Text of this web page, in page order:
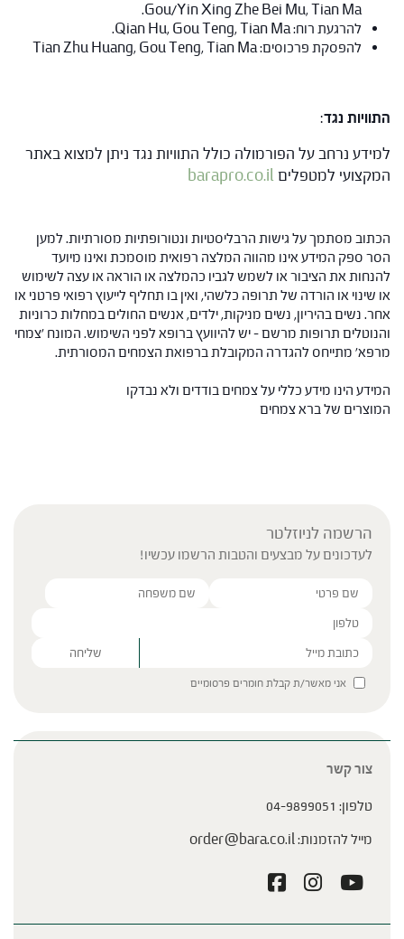
Gou/Yin Xing Zhe Bei Mu, Tian Ma.
להרגעת רוח: Qian Hu, Gou Teng, Tian Ma.
להפסקת פרכוסים: Tian Zhu Huang, Gou Teng, Tian Ma
התוויות נגד:
למידע נרחב על הפורמולה כולל התוויות נגד ניתן למצוא באתר
המקצועי למטפליםbarapro.co.il
הכתוב מסתמך על גישות הרבליסטיות ונטורופתיות מסורתיות. למען
הסר ספק המידע אינו מהווה המלצה רפואית מוסמכת ואינו מיועד
להנחות את הציבור או לשמש לגביו כהמלצה או הוראה או עצה לשימוש
או שינוי או הורדה של תרופה כלשהי, ואין בו תחליף לייעוץ רפואי פרטני או
אחר. נשים בהיריון, נשים מניקות, ילדים, אנשים החולים במחלות כרוניות
והנוטלים תרופות מרשם – יש להיוועץ ברופא לפני השימוש. המונח 'צמחי
מרפא' מתייחס להגדרה המקובלת ברפואת הצמחים המסורתית.
המידע הינו מידע כללי על צמחים בודדים ולא נבדקו
המוצרים של ברא צמחים
הרשמה לניוזלטר
לעדכונים על מבצעים והטבות הרשמו עכשיו!
Please leave this field empty.
אני מאשר/ת קבלת חומרים פרסומיים
צור קשר
טלפון: 04-9899051
מייל להזמנות:order@bara.co.il